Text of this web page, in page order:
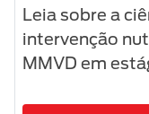
Leia sobre a
intervenção
MMVD em